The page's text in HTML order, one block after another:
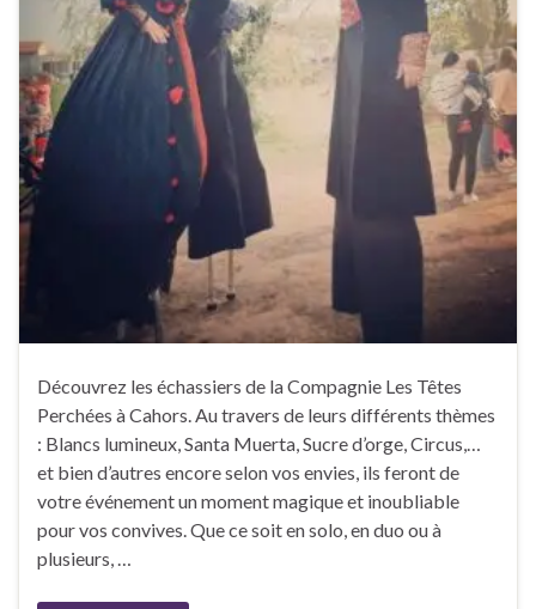
Découvrez les échassiers de la Compagnie Les Têtes
Perchées à Cahors. Au travers de leurs différents thèmes
: Blancs lumineux, Santa Muerta, Sucre d’orge, Circus,…
et bien d’autres encore selon vos envies, ils feront de
votre événement un moment magique et inoubliable
pour vos convives. Que ce soit en solo, en duo ou à
plusieurs, …